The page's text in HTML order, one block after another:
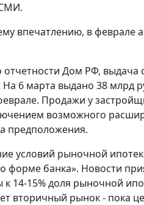
впечатлению, в феврале
отчетности Дом РФ, выдача
6 марта выдано 38 млрд
Продажи у
возможного
предположения.
условий рыночной
форме банка». Новости
к 14-15% доля рыночной
вторичный рынок - пока